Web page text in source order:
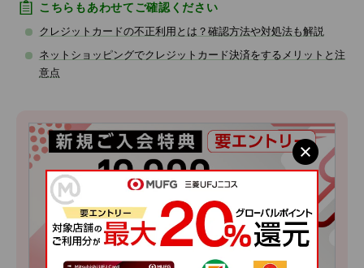
こちらもあわせてご確認ください
クレジットカードの不正利用とは？確認方法や対処法も解説
ネットショッピングでクレジットカード決済をするメリットと注
意点